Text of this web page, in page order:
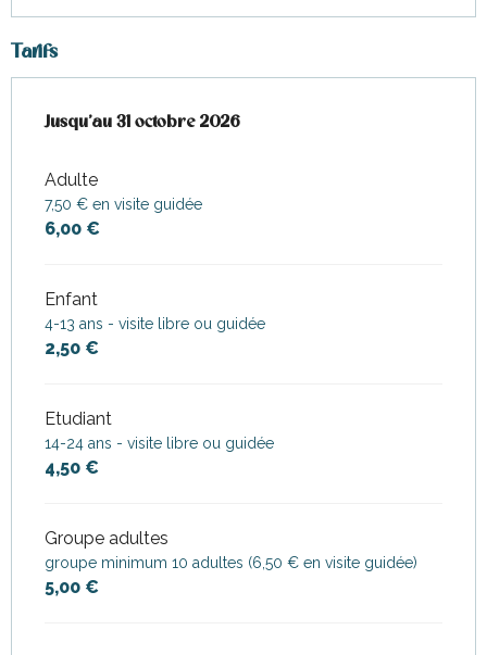
Tarifs
Du5 avril 2026 au31 octobre 2026
Jusqu'au 31 octobre 2026
Adulte
7,50 € en visite guidée
6,00 €
Enfant
4-13 ans - visite libre ou guidée
2,50 €
Etudiant
14-24 ans - visite libre ou guidée
4,50 €
Groupe adultes
groupe minimum 10 adultes (6,50 € en visite guidée)
5,00 €